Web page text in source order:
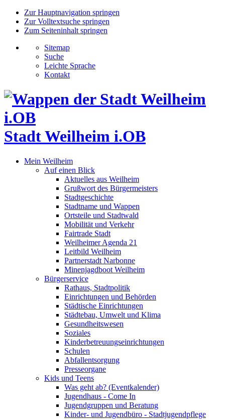
Zur Hauptnavigation springen
Zur Volltextsuche springen
Zum Seiteninhalt springen
Sitemap
Suche
Leichte Sprache
Kontakt
Stadt Weilheim i.OB
Mein Weilheim
Auf einen Blick
Aktuelles aus Weilheim
Grußwort des Bürgermeisters
Stadtgeschichte
Stadtname und Wappen
Ortsteile und Stadtwald
Mobilität und Verkehr
Fairtrade Stadt
Weilheimer Agenda 21
Leitbild Weilheim
Partnerstadt Narbonne
Minenjagdboot Weilheim
Bürgerservice
Rathaus, Stadtpolitik
Einrichtungen und Behörden
Städtische Einrichtungen
Städtebau, Umwelt und Klima
Gesundheitswesen
Soziales
Kinderbetreuungseinrichtungen
Schulen
Abfallentsorgung
Presseorgane
Kids und Teens
Was geht ab? (Eventkalender)
Jugendhaus - Come In
Jugendgruppen und Beratung
Kinder- und Jugendbüro - Stadtjugendpflege